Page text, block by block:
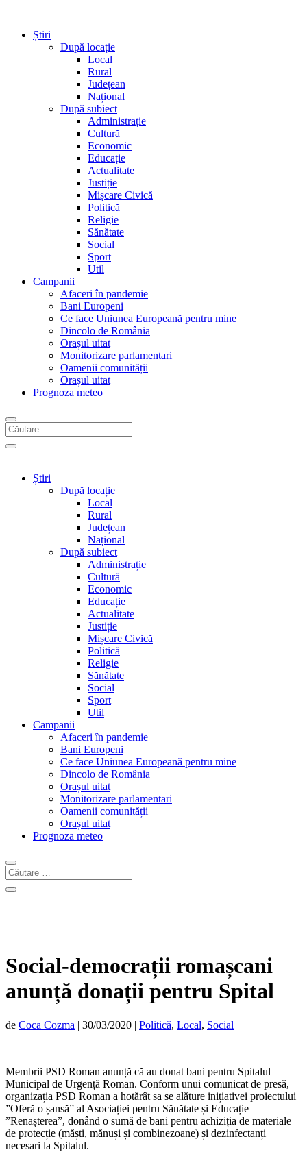
Știri
După locație
Local
Rural
Județean
Național
După subiect
Administrație
Cultură
Economic
Educație
Actualitate
Justiție
Mișcare Civică
Politică
Religie
Sănătate
Social
Sport
Util
Campanii
Afaceri în pandemie
Bani Europeni
Ce face Uniunea Europeană pentru mine
Dincolo de România
Orașul uitat
Monitorizare parlamentari
Oamenii comunității
Orașul uitat
Prognoza meteo
Știri
După locație
Local
Rural
Județean
Național
După subiect
Administrație
Cultură
Economic
Educație
Actualitate
Justiție
Mișcare Civică
Politică
Religie
Sănătate
Social
Sport
Util
Campanii
Afaceri în pandemie
Bani Europeni
Ce face Uniunea Europeană pentru mine
Dincolo de România
Orașul uitat
Monitorizare parlamentari
Oamenii comunității
Orașul uitat
Prognoza meteo
Social-democrații romașcani
anunță donații pentru Spital
de Coca Cozma | 30/03/2020 | Politică, Local, Social
Membrii PSD Roman anunță că au donat bani pentru Spitalul
Municipal de Urgență Roman. Conform unui comunicat de presă,
organizația PSD Roman a hotărât sa se alăture inițiativei proiectului
”Oferă o șansă” al Asociației pentru Sănătate și Educație
”Renașterea”, donând o sumă de bani pentru achiziția de materiale
de protecție (măști, mănuși și combinezoane) și dezinfectanți
necesari la Spitalul.